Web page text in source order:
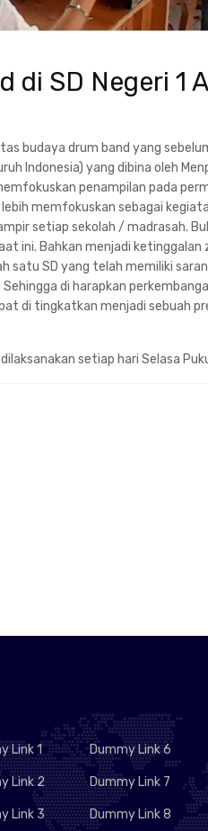
di SD Negeri 1
budaya drum band yang
Indonesia) yang dibina oleh
penampilan pada
memfokuskan sebagai
setiap sekolah / madrasah.
ini. Bahkan menjadi ketinggalan
satu SD yang telah memiliki
di harapkan
di tingkatkan menjadi sebuah
setiap hari Selasa
Link 1
Link 2
Link 3
Dummy Link 6
Dummy Link 7
Dummy Link 8